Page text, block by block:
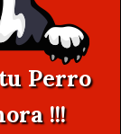
Perro
!!!